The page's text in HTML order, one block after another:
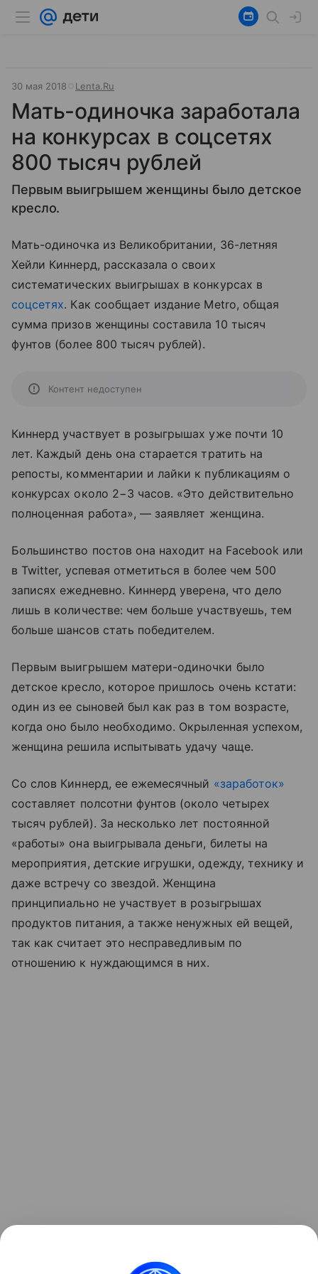
30 мая 2018 Lenta.Ru
Мать-одиночка заработала
на конкурсах в соцсетях
800 тысяч рублей
Первым выигрышем женщины было детское
кресло.
Мать-одиночка из Великобритании, 36-летняя
Хейли Киннерд, рассказала о своих
систематических выигрышах в конкурсах в
соцсетях. Как сообщает издание Metro, общая
сумма призов женщины составила 10 тысяч
фунтов (более 800 тысяч рублей).
Контент недоступен
Киннерд участвует в розыгрышах уже почти 10
лет. Каждый день она старается тратить на
репосты, комментарии и лайки к публикациям о
конкурсах около 2−3 часов. «Это действительно
полноценная работа», — заявляет женщина.
Большинство постов она находит на Facebook или
в Twitter, успевая отметиться в более чем 500
записях ежедневно. Киннерд уверена, что дело
лишь в количестве: чем больше участвуешь, тем
больше шансов стать победителем.
Первым выигрышем матери-одиночки было
детское кресло, которое пришлось очень кстати:
один из ее сыновей был как раз в том возрасте,
когда оно было необходимо. Окрыленная успехом,
женщина решила испытывать удачу чаще.
Со слов Киннерд, ее ежемесячный «заработок»
составляет полсотни фунтов (около четырех
тысяч рублей). За несколько лет постоянной
«работы» она выигрывала деньги, билеты на
мероприятия, детские игрушки, одежду, технику и
даже встречу со звездой. Женщина
принципиально не участвует в розыгрышах
продуктов питания, а также ненужных ей вещей,
так как считает это несправедливым по
отношению к нуждающимся в них.
Какие льготы положены матери-